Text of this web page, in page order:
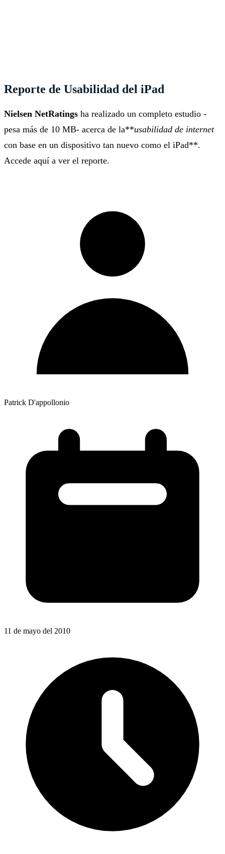
Reporte de Usabilidad del iPad
Nielsen NetRatings ha realizado un completo estudio -
pesa más de 10 MB- acerca de la**usabilidad de internet
con base en un dispositivo tan nuevo como el iPad**.
Accede aquí a ver el reporte.
Patrick D'appollonio
11 de mayo del 2010